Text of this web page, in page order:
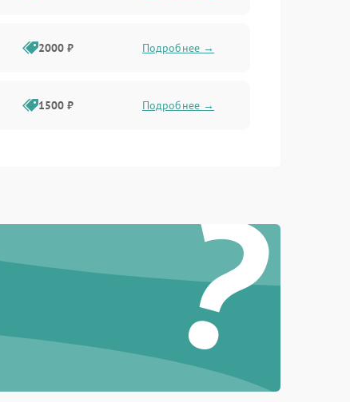
2000 ₽ Подробнее →
1500 ₽ Подробнее →
?